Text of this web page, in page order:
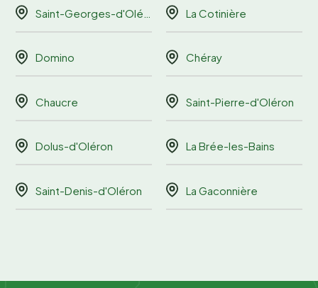
Saint-Georges-d'Oléron La Cotinière
Domino Chéray
Chaucre Saint-Pierre-d'Oléron
Dolus-d'Oléron La Brée-les-Bains
Saint-Denis-d'Oléron La Gaconnière